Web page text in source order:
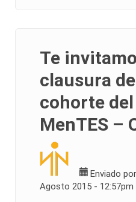
Te
clausura
cohorte
MenTES –
Enviado por
Agosto 2015 - 12:57pm